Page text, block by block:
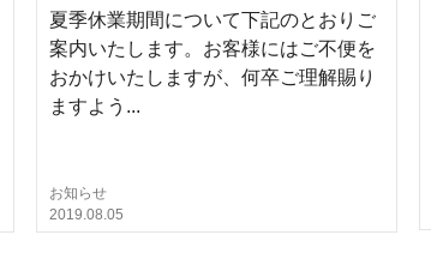
夏季休業期間について下記のとおりご
案内いたします。お客様にはご不便を
おかけいたしますが、何卒ご理解賜り
ますよう...
お知らせ
2019.08.05